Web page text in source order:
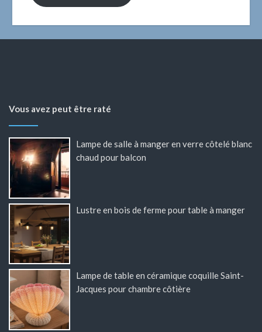
Vous avez peut être raté
Lampe de salle à manger en verre côtelé blanc
chaud pour balcon
Lustre en bois de ferme pour table à manger
Lampe de table en céramique coquille Saint-
Jacques pour chambre côtière